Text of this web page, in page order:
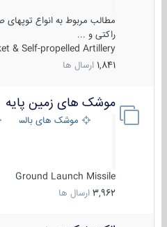
مطالب مربوط به انواع توپهای
راکتی و ...
& Self-propelled Artillery ...
1,841 ارسال ها
موشک های زمین پایه
موشک های بالستیک
Ground Launch Missile
3,962 ارسال ها